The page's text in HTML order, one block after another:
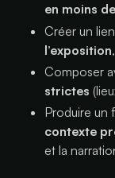
en moins
Créer un
l’exposition,
Composer
strictes
Produire un
contexte
et la